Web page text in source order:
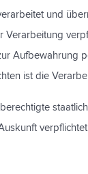
und
Aufbewahrung
ist die